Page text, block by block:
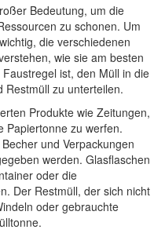
Bedeutung, um die
zu schonen. Um
die verschiedenen
wie sie am besten
ist, den Müll in die
Restmüll zu unterteilen.
Produkte wie Zeitungen,
Papiertonne zu werfen.
und Verpackungen
werden. Glasflaschen
oder die
Der Restmüll, der sich nicht
oder gebrauchte